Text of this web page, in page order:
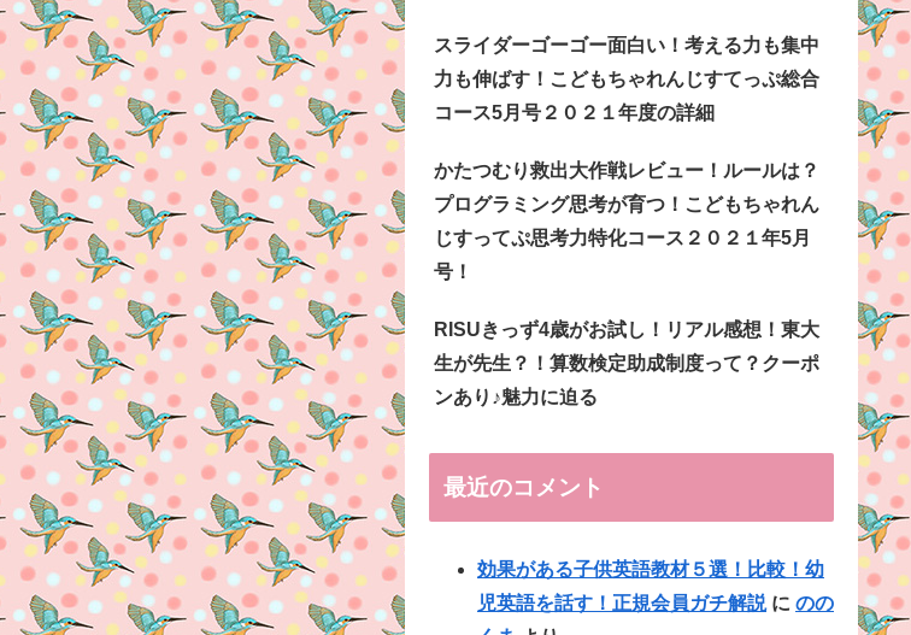
スライダーゴーゴー面白い！考える力も集中
力も伸ばす！こどもちゃれんじすてっぷ総合
コース5月号２０２１年度の詳細
かたつむり救出大作戦レビュー！ルールは？
プログラミング思考が育つ！こどもちゃれん
じすってぷ思考力特化コース２０２１年5月
号！
RISUきっず4歳がお試し！リアル感想！東大
生が先生？！算数検定助成制度って？クーポ
ンあり♪魅力に迫る
最近のコメント
効果がある子供英語教材５選！比較！幼
児英語を話す！正規会員ガチ解説に のの